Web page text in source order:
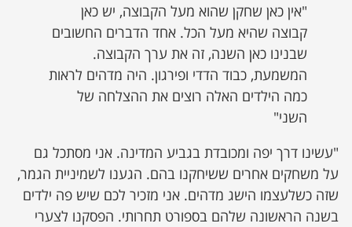
"אין כאן שחקן שהוא מעל הקבוצה, יש כאן
קבוצה שהיא מעל הכל. אחד הדברים החשובים
שבנינו כאן השנה, זה את ערך הקבוצה.
המשמעת, כבוד הדדי ופירגון. היה מדהים לראות
כמה הילדים האלה רוצים את ההצלחה של
השני"
"עשינו דרך יפה ומכובדת בגביע המדינה. אני מסתכל גם
על משחקים אחרים ששיחקנו בהם. הגענו לשמיניית הגמר,
שזה כשלעצמו הישג מדהים. אני מזכיר לכם שיש פה ילדים
בשנה הראשונה שלהם בספורט תחרותי. הפסקנו לצערי